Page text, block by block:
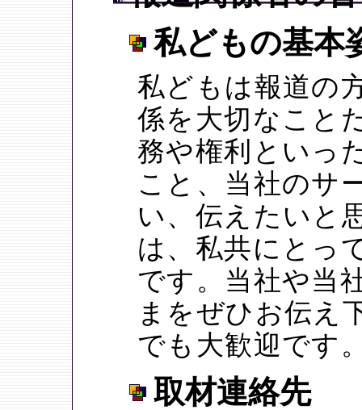
私どもの基本
私どもは報道の
係を大切なこと
務や権利といっ
こと、当社のサ
い、伝えたいと
は、私共にとっ
です。当社や当
まをぜひお伝え
でも大歓迎です
取材連絡先